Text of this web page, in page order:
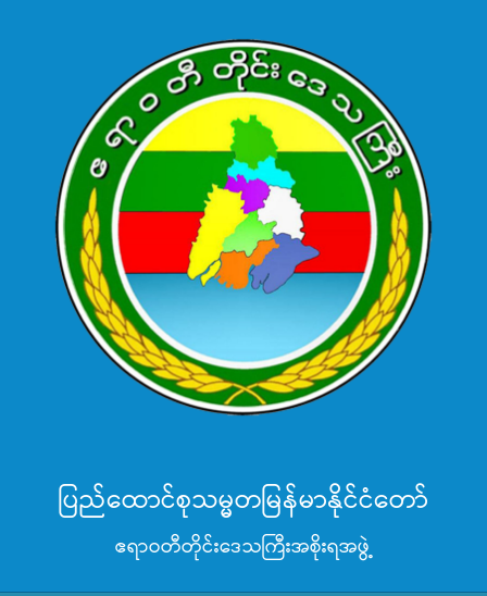
ပြည်ထောင်စုသမ္မတမြန်မာနိုင်ငံတော်
ဧရာဝတီတိုင်းဒေသကြီးအစိုးရအဖွဲ့